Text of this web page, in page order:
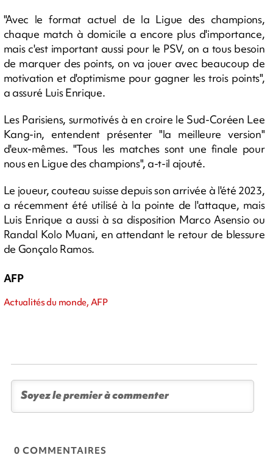
"Avec le format actuel de la Ligue des champions,
chaque match à domicile a encore plus d'importance,
mais c'est important aussi pour le PSV, on a tous besoin
de marquer des points, on va jouer avec beaucoup de
motivation et d'optimisme pour gagner les trois points",
a assuré Luis Enrique.
Les Parisiens, surmotivés à en croire le Sud-Coréen Lee
Kang-in, entendent présenter "la meilleure version"
d'eux-mêmes. "Tous les matches sont une finale pour
nous en Ligue des champions", a-t-il ajouté.
Le joueur, couteau suisse depuis son arrivée à l'été 2023,
a récemment été utilisé à la pointe de l'attaque, mais
Luis Enrique a aussi à sa disposition Marco Asensio ou
Randal Kolo Muani, en attendant le retour de blessure
de Gonçalo Ramos.
AFP
Actualités du monde, AFP
0 COMMENTAIRES